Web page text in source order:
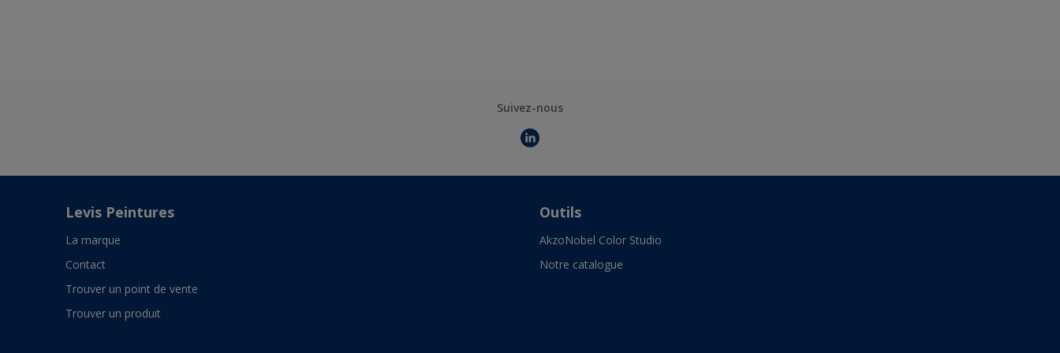
Suivez-nous
Levis Peintures
La marque
Contact
Trouver un point de vente
Trouver un produit
Outils
AkzoNobel Color Studio
Notre catalogue